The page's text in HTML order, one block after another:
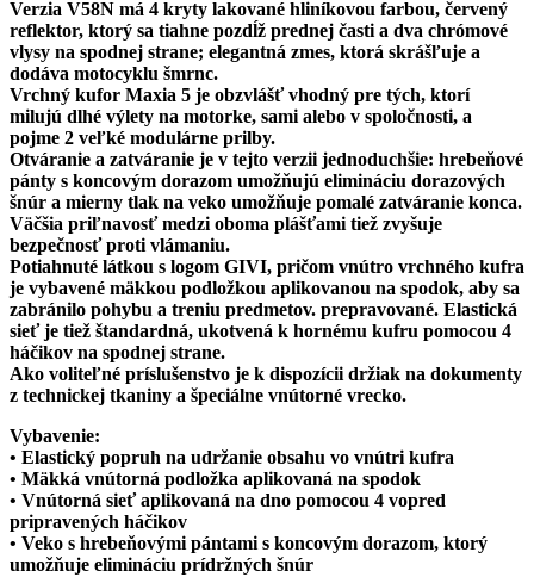
Verzia V58N má 4 kryty lakované hliníkovou farbou, červený
reflektor, ktorý sa tiahne pozdĺž prednej časti a dva chrómové
vlysy na spodnej strane; elegantná zmes, ktorá skrášľuje a
dodáva motocyklu šmrnc.
Vrchný kufor Maxia 5 je obzvlášť vhodný pre tých, ktorí
milujú dlhé výlety na motorke, sami alebo v spoločnosti, a
pojme 2 veľké modulárne prilby.
Otváranie a zatváranie je v tejto verzii jednoduchšie: hrebeňové
pánty s koncovým dorazom umožňujú elimináciu dorazových
šnúr a mierny tlak na veko umožňuje pomalé zatváranie konca.
Väčšia priľnavosť medzi oboma plášťami tiež zvyšuje
bezpečnosť proti vlámaniu.
Potiahnuté látkou s logom GIVI, pričom vnútro vrchného kufra
je vybavené mäkkou podložkou aplikovanou na spodok, aby sa
zabránilo pohybu a treniu predmetov. prepravované. Elastická
sieť je tiež štandardná, ukotvená k hornému kufru pomocou 4
háčikov na spodnej strane.
Ako voliteľné príslušenstvo je k dispozícii držiak na dokumenty
z technickej tkaniny a špeciálne vnútorné vrecko.
Vybavenie:
• Elastický popruh na udržanie obsahu vo vnútri kufra
• Mäkká vnútorná podložka aplikovaná na spodok
• Vnútorná sieť aplikovaná na dno pomocou 4 vopred
pripravených háčikov
• Veko s hrebeňovými pántami s koncovým dorazom, ktorý
umožňuje elimináciu prídržných šnúr